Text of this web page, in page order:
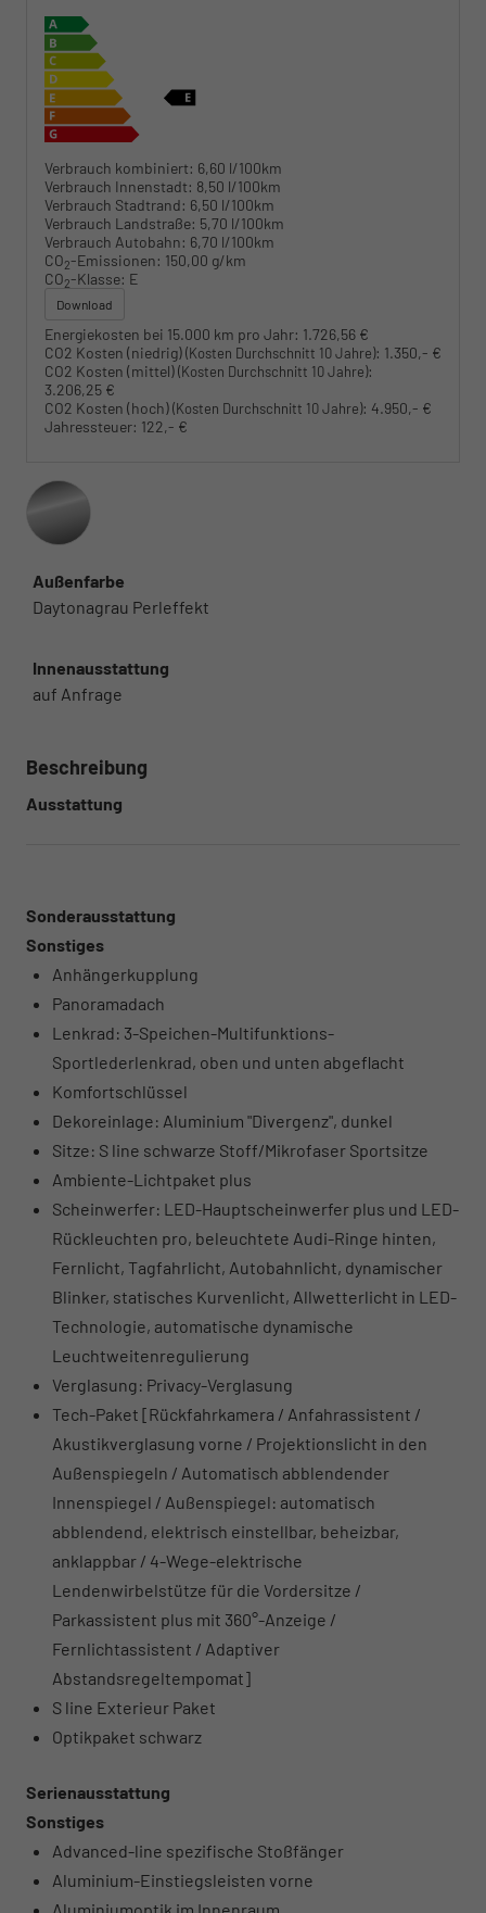
Verbrauch kombiniert: 6,60 l/100km
Verbrauch Innenstadt: 8,50 l/100km
Verbrauch Stadtrand: 6,50 l/100km
Verbrauch Landstraße: 5,70 l/100km
Verbrauch Autobahn: 6,70 l/100km
CO2-Emissionen: 150,00 g/km
CO2-Klasse: E
Download
Energiekosten bei 15.000 km pro Jahr: 1.726,56 €
CO2 Kosten (niedrig)(Kosten Durchschnitt 10 Jahre): 1.350,- €
CO2 Kosten (mittel)(Kosten Durchschnitt 10 Jahre):
3.206,25 €
CO2 Kosten (hoch)(Kosten Durchschnitt 10 Jahre): 4.950,- €
Jahressteuer: 122,- €
Außenfarbe
Daytonagrau Perleffekt
Innenausstattung
auf Anfrage
Beschreibung
Ausstattung
Sonderausstattung
Sonstiges
Anhängerkupplung
Panoramadach
Lenkrad: 3-Speichen-Multifunktions-
Sportlederlenkrad, oben und unten abgeflacht
Komfortschlüssel
Dekoreinlage: Aluminium "Divergenz", dunkel
Sitze: S line schwarze Stoff/Mikrofaser Sportsitze
Ambiente-Lichtpaket plus
Scheinwerfer: LED-Hauptscheinwerfer plus und LED-
Rückleuchten pro, beleuchtete Audi-Ringe hinten,
Fernlicht, Tagfahrlicht, Autobahnlicht, dynamischer
Blinker, statisches Kurvenlicht, Allwetterlicht in LED-
Technologie, automatische dynamische
Leuchtweitenregulierung
Verglasung: Privacy-Verglasung
Tech-Paket [Rückfahrkamera / Anfahrassistent /
Akustikverglasung vorne / Projektionslicht in den
Außenspiegeln / Automatisch abblendender
Innenspiegel / Außenspiegel: automatisch
abblendend, elektrisch einstellbar, beheizbar,
anklappbar / 4-Wege-elektrische
Lendenwirbelstütze für die Vordersitze /
Parkassistent plus mit 360°-Anzeige /
Fernlichtassistent / Adaptiver
Abstandsregeltempomat]
S line Exterieur Paket
Optikpaket schwarz
Serienausstattung
Sonstiges
Advanced-line spezifische Stoßfänger
Aluminium-Einstiegsleisten vorne